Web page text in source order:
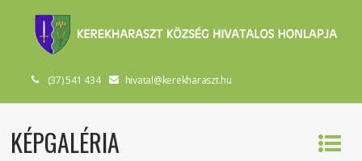
(37) 541 434 hivatal@kerekharaszt.hu
KÉPGALÉRIA